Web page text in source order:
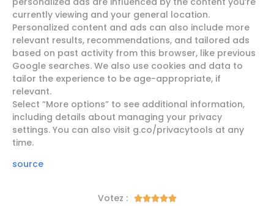
currently viewing and your general location.
Personalized content and ads can also include more
relevant results, recommendations, and tailored ads
based on past activity from this browser, like previous
Google searches. We also use cookies and data to
tailor the experience to be age-appropriate, if
relevant.
Select “More options” to see additional information,
including details about managing your privacy
settings. You can also visit g.co/privacytools at any
time.
source
Votez : 